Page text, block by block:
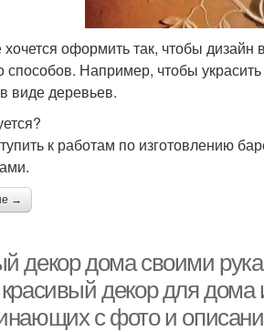
оформить так, чтобы
способов. Например, чтобы
виде деревьев.
к работам по изготовлению
→
декор дома своими
декор для дома
с фото и